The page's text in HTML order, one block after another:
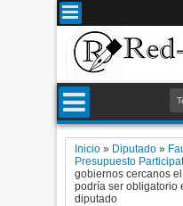
Inicio » Diputado »
Presupuesto
gobiernos cercanos
podría ser obligatorio
diputado